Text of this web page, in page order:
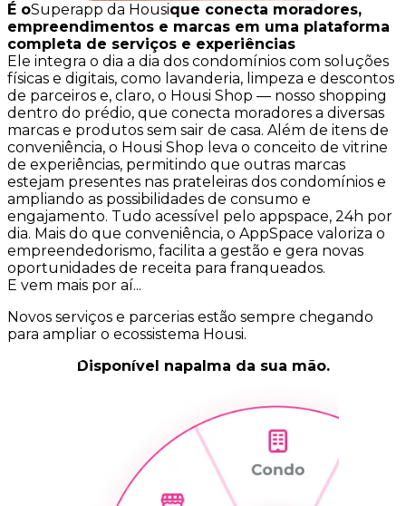
É oSuperapp da Housique conecta moradores,
empreendimentos e marcas em uma plataforma
completa de serviços e experiências
Ele integra o dia a dia dos condomínios com soluções
físicas e digitais, como lavanderia, limpeza e descontos
de parceiros e, claro, o Housi Shop — nosso shopping
dentro do prédio, que conecta moradores a diversas
marcas e produtos sem sair de casa. Além de itens de
conveniência, o Housi Shop leva o conceito de vitrine
de experiências, permitindo que outras marcas
estejam presentes nas prateleiras dos condomínios e
ampliando as possibilidades de consumo e
engajamento. Tudo acessível pelo appspace, 24h por
dia. Mais do que conveniência, o AppSpace valoriza o
empreendedorismo, facilita a gestão e gera novas
oportunidades de receita para franqueados.
E vem mais por aí...
Novos serviços e parcerias estão sempre chegando
para ampliar o ecossistema Housi.
Disponível napalma da sua mão.